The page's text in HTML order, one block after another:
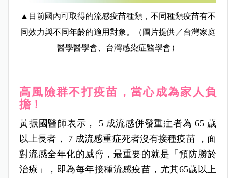
▲目前國內可取得的流感疫苗種類，不同種類疫苗有不
同效力與不同年齡的適用對象。（圖片提供／台灣家庭
醫學醫學會、台灣感染症醫學會）
高風險群不打疫苗，當心成為家人負
擔！
黃振國醫師表示， 5 成流感併發重症者為 65 歲
以上長者， 7 成流感重症死者沒有接種疫苗 ，面
對流感全年化的威脅，最重要的就是「預防勝於
治療」，即為每年接種流感疫苗，尤其65歲以上